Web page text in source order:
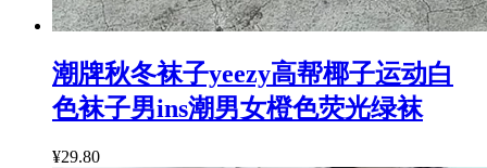
潮牌秋冬袜子yeezy高帮椰子运动白
色袜子男ins潮男女橙色荧光绿袜
¥29.80